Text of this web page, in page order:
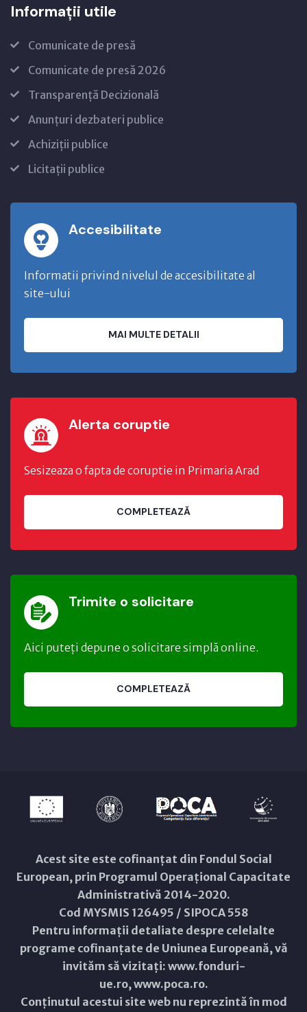
Informații utile
Comunicate de presă
Comunicate de presă 2026
Transparență Decizională
Anunțuri dezbateri publice
Achiziții publice
Licitații publice
Accesibilitate
Informatii privind nivelul de accesibilitate al
site-ului
MAI MULTE DETALII
Alerta coruptie
Sesizeaza o fapta de coruptie in Primaria Arad
COMPLETEAZĂ
Trimite o solicitare
Aici puteți depune o solicitare simplă online.
COMPLETEAZĂ
Acest site este cofinanțat din Fondul Social
European, prin Programul Operațional Capacitate
Administrativă 2014-2020.
Cod MYSMIS 126495 / SIPOCA 558
Pentru informații detaliate despre celelalte
programe cofinanțate de Uniunea Europeană, vă
invităm să vizitați: www.fonduri-
ue.ro,www.poca.ro.
Conținutul acestui site web nu reprezintă în mod